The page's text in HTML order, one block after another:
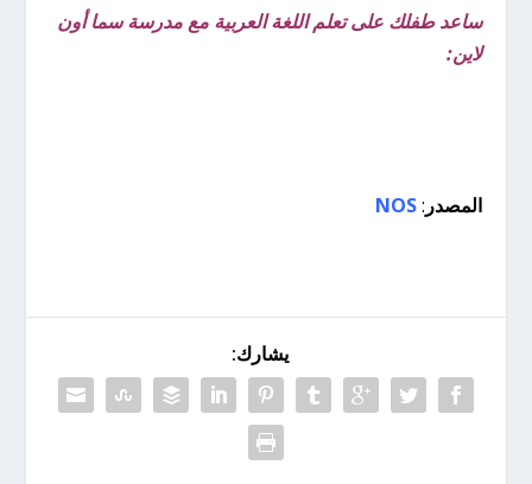
ساعد طفلك على تعلم اللغة العربية مع مدرسة سما أون
لاين:
المصدر :
NOS
يشارك: